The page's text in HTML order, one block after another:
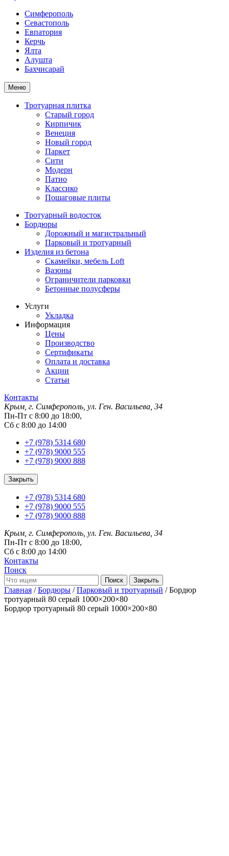
Симферополь
Севастополь
Евпатория
Керчь
Ялта
Алушта
Бахчисарай
Меню
Тротуарная плитка
Старый город
Кирпичик
Венеция
Новый город
Паркет
Сити
Модерн
Патио
Классико
Пошаговые плиты
Тротуарный водосток
Бордюры
Дорожный и магистральный
Парковый и тротуарный
Изделия из бетона
Скамейки, мебель Loft
Вазоны
Ограничители парковки
Бетонные полусферы
Услуги
Укладка
Информация
Цены
Производство
Сертификаты
Оплата и доставка
Акции
Статьи
Контакты
Крым, г. Симферополь, ул. Ген. Васильева, 34
Пн-Пт с 8:00 до 18:00,
Сб с 8:00 до 14:00
+7 (978) 5314 680
+7 (978) 9000 555
+7 (978) 9000 888
Закрыть
+7 (978) 5314 680
+7 (978) 9000 555
+7 (978) 9000 888
Крым, г. Симферополь, ул. Ген. Васильева, 34
Пн-Пт с 8:00 до 18:00,
Сб с 8:00 до 14:00
Контакты
Поиск
Закрыть
Главная /Бордюры /Парковый и тротуарный / Бордюр
тротуарный 80 серый 1000×200×80
Бордюр тротуарный 80 серый 1000×200×80